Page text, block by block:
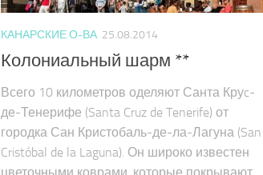
КАНАРСКИЕ О-ВА 25.08.2014
Колониальный шарм **
Всего 10 километров оделяют Санта Круc-
де-Тенерифе (Santa Cruz de Tenerife) от
городка Сан Кристобаль-де-ла-Лагуна (San
Cristóbal de la Laguna). Он широко известен